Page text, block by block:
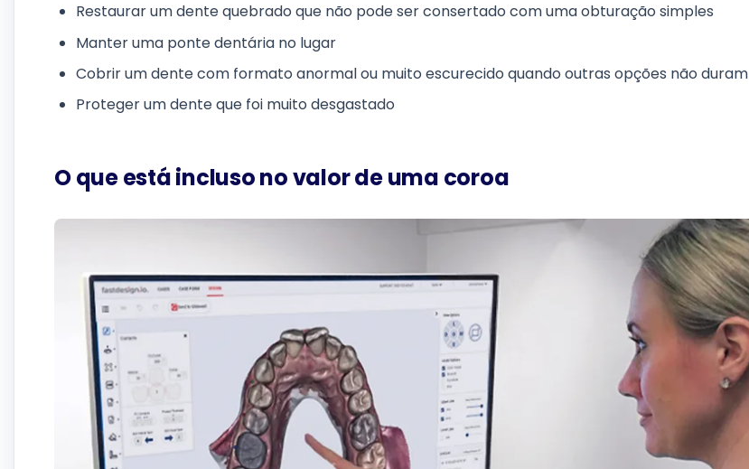
Restaurar um dente quebrado que não pode ser consertado com uma obturação simples
Manter uma ponte dentária no lugar
Cobrir um dente com formato anormal ou muito escurecido quando outras opções não duram
Proteger um dente que foi muito desgastado
O que está incluso no valor de uma coroa